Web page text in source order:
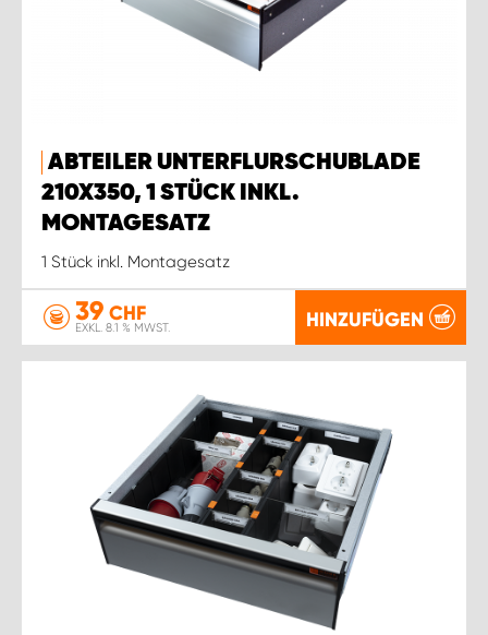
ABTEILER UNTERFLURSCHUBLADE
210X350, 1 STÜCK INKL.
MONTAGESATZ
1 Stück inkl. Montagesatz
39 CHF
EXKL. 8.1 % MWST. HINZUFÜGEN